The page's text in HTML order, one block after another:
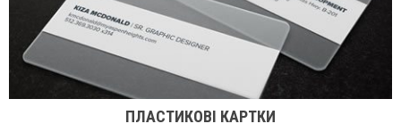
ПЛАСТИКОВІ КАРТКИ